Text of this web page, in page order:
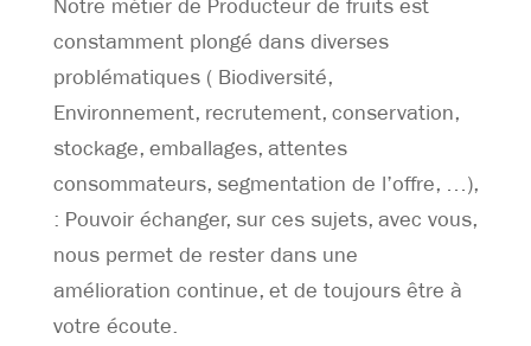
Notre métier de Producteur de fruits est
constamment plongé dans diverses
problématiques ( Biodiversité,
Environnement, recrutement, conservation,
stockage, emballages, attentes
consommateurs, segmentation de l’offre, …),
: Pouvoir échanger, sur ces sujets, avec vous,
nous permet de rester dans une
amélioration continue, et de toujours être à
votre écoute.